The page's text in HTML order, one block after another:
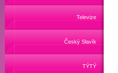
Televize
Český Slavík
TÝTÝ